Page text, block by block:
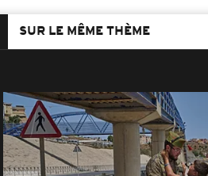
SUR LE MÊME THÈME